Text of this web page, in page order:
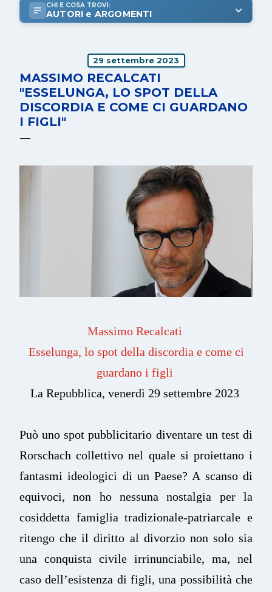
CHI E COSA TROVI:
AUTORI e ARGOMENTI
29 settembre 2023
MASSIMO RECALCATI
"ESSELUNGA, LO SPOT DELLA
DISCORDIA E COME CI GUARDANO
I FIGLI"
Massimo Recalcati
Esselunga, lo spot della discordia e come ci
guardano i figli
La Repubblica, venerdì 29 settembre 2023
Può uno spot pubblicitario diventare un test di
Rorschach collettivo nel quale si proiettano i
fantasmi ideologici di un Paese? A scanso di
equivoci, non ho nessuna nostalgia per la
cosiddetta famiglia tradizionale-patriarcale e
ritengo che il diritto al divorzio non solo sia
una conquista civile irrinunciabile, ma, nel
caso dell’esistenza di figli, una possibilità che